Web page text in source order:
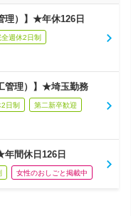
理）】★年休126日
全週休2日制
管理）】★埼玉勤務
日制 第二新卒歓迎
年間休日126日
女性のおしごと掲載中